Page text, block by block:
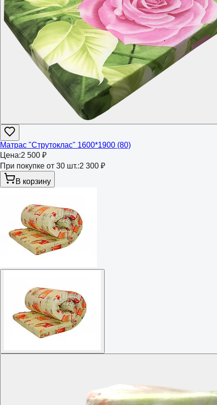
Матрас "Струтоклас" 1600*1900 (80)
Цена:2 500 ₽
При покупке от 30 шт.:2 300 ₽
В корзину